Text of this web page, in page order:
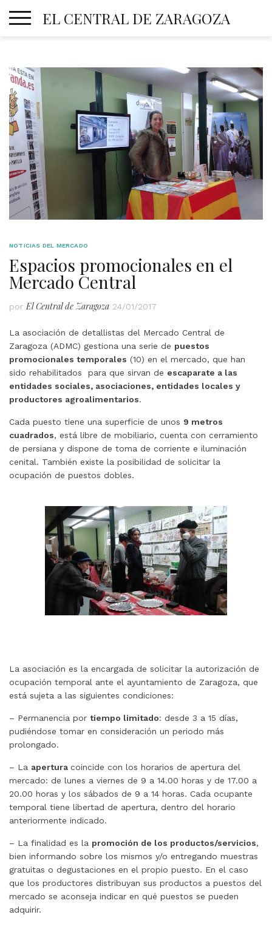
EL CENTRAL DE ZARAGOZA
NOTICIAS DEL MERCADO
Espacios promocionales en el
Mercado Central
por El Central de Zaragoza 24/01/2017
La asociación de detallistas del Mercado Central de
Zaragoza (ADMC) gestiona una serie de puestos
promocionales temporales (10) en el mercado, que han
sido rehabilitados para que sirvan de escaparate a las
entidades sociales, asociaciones, entidades locales y
productores agroalimentarios.
Cada puesto tiene una superficie de unos 9 metros
cuadrados, está libre de mobiliario, cuenta con cerramiento
de persiana y dispone de toma de corriente e iluminación
cenital. También existe la posibilidad de solicitar la
ocupación de puestos dobles.
La asociación es la encargada de solicitar la autorización de
ocupación temporal ante el ayuntamiento de Zaragoza, que
está sujeta a las siguientes condiciones:
– Permanencia por tiempo limitado: desde 3 a 15 días,
pudiéndose tomar en consideración un periodo más
prolongado.
– La apertura coincide con los horarios de apertura del
mercado: de lunes a viernes de 9 a 14.00 horas y de 17.00 a
20.00 horas y los sábados de 9 a 14 horas. Cada ocupante
temporal tiene libertad de apertura, dentro del horario
anteriormente indicado.
– La finalidad es la promoción de los productos/servicios,
bien informando sobre los mismos y/o entregando muestras
gratuitas o degustaciones en el propio puesto. En el caso
que los productores distribuyan sus productos a puestos del
mercado se aconseja indicar en qué puestos se pueden
adquirir.